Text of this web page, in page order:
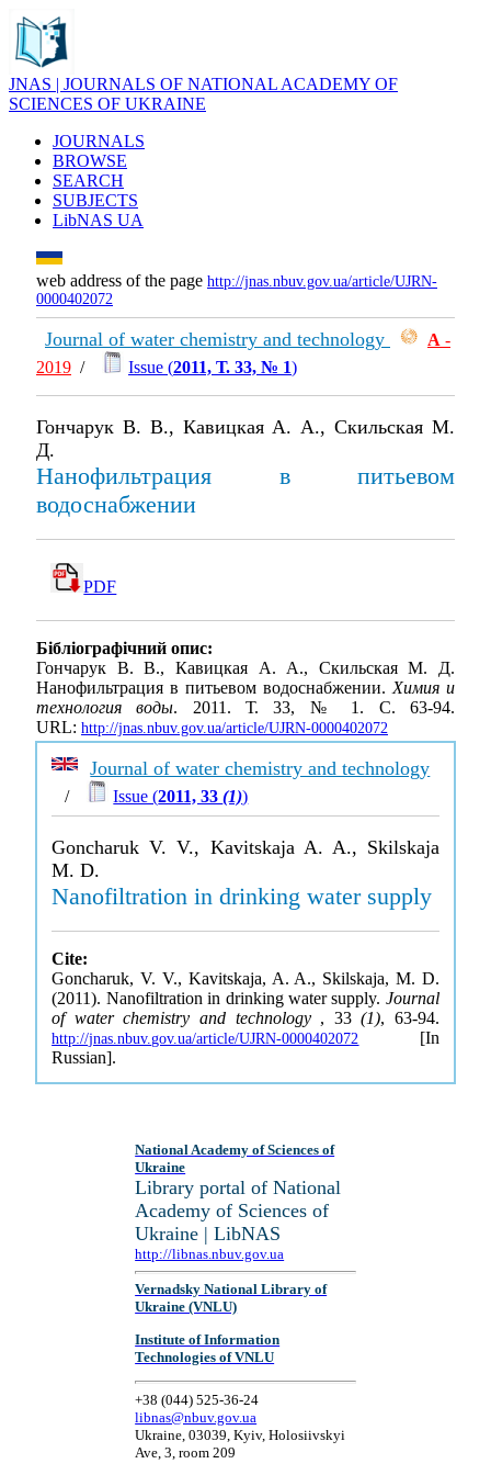
JNAS | JOURNALS OF NATIONAL ACADEMY OF
SCIENCES OF UKRAINE
JOURNALS
BROWSE
SEARCH
SUBJECTS
LibNAS UA
web address of the page http://jnas.nbuv.gov.ua/article/UJRN-
0000402072
Journal of water chemistry and technology А -
2019 / Issue (2011, Т. 33, № 1)
Гончарук В. В., Кавицкая А. А., Скильская М.
Д.
Нанофильтрация в питьевом
водоснабжении
PDF
Бібліографічний опис:
Гончарук В. В., Кавицкая А. А., Скильская М. Д.
Нанофильтрация в питьевом водоснабжении. Химия и
технология воды. 2011. Т. 33, № 1. С. 63-94.
URL: http://jnas.nbuv.gov.ua/article/UJRN-0000402072
Journal of water chemistry and technology
/ Issue (2011, 33(1))
Goncharuk V. V., Kavitskaja A. A., Skilskaja
M. D.
Nanofiltration in drinking water supply
Cite:
Goncharuk, V. V., Kavitskaja, A. A., Skilskaja, M. D.
(2011). Nanofiltration in drinking water supply. Journal
of water chemistry and technology , 33(1), 63-94.
http://jnas.nbuv.gov.ua/article/UJRN-0000402072 [In
Russian].
National Academy of Sciences of
Ukraine
Library portal of National
Academy of Sciences of
Ukraine | LibNAS
http://libnas.nbuv.gov.ua
Vernadsky National Library of
Ukraine (VNLU)
Institute of Information
Technologies of VNLU
+38 (044) 525-36-24
libnas@nbuv.gov.ua
Ukraine, 03039, Kyiv, Holosiivskyi
Ave, 3, room 209